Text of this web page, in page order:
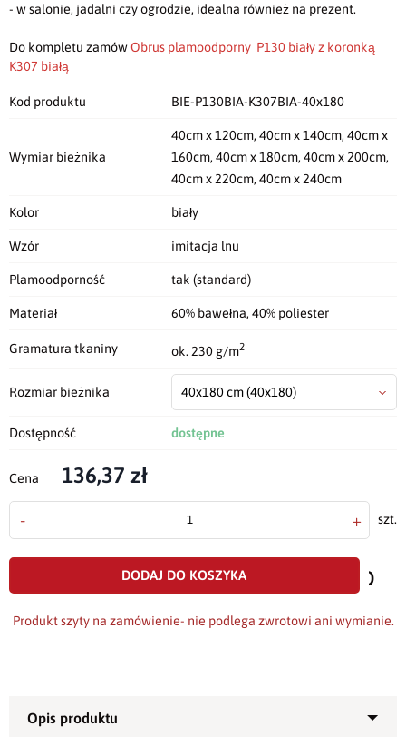
- w salonie, jadalni czy ogrodzie, idealna również na prezent.
Do kompletu zamówObrus plamoodporny P130 biały z koronką
K307 białą
Kod produktu BIE-P130BIA-K307BIA-40x180
Wymiar bieżnika
40cm x 120cm, 40cm x 140cm, 40cm x
160cm, 40cm x 180cm, 40cm x 200cm,
40cm x 220cm, 40cm x 240cm
Kolor biały
Wzór imitacja lnu
Plamoodporność tak (standard)
Materiał 60% bawełna, 40% poliester
Gramatura tkaniny ok. 230 g/m2
Rozmiar bieżnika 40x180 cm(40x180)
Dostępność dostępne
Cena 136,37 zł
- + szt.
DODAJ DO KOSZYKA
do
Produkt szyty na zamówienie- nie podlega zwrotowi ani wymianie.